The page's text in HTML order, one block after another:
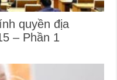
quyền địa
– Phần 1